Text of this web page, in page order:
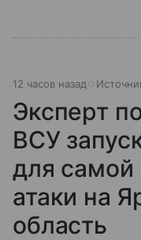
12 часов назад
Эксперт
ВСУ
для самой
атаки на
область